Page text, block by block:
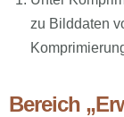
zu Bilddaten
Bereich